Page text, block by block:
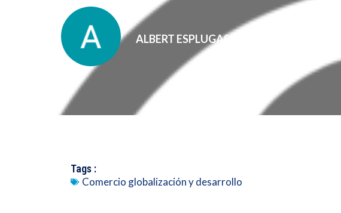
ALBERT ESPLUGAS
Tags :
Comercio globalización y desarrollo